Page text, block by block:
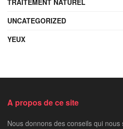
UNCATEGORIZED
YEUX
A propos de ce site
Nous donnons des conseils qui